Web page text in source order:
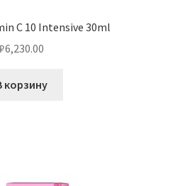
C 10 Intensive 30ml
₽6,230.00
корзину